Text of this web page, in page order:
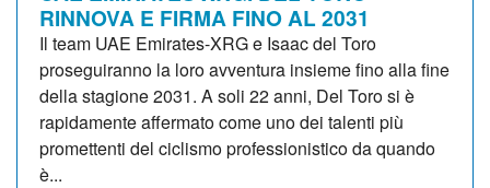
RINNOVA E FIRMA FINO AL 2031
Il team UAE Emirates-XRG e Isaac del Toro
proseguiranno la loro avventura insieme fino alla fine
della stagione 2031. A soli 22 anni, Del Toro si è
rapidamente affermato come uno dei talenti più
promettenti del ciclismo professionistico da quando
è...